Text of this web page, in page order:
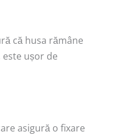
că husa rămâne
ușor de
asigură o fixare